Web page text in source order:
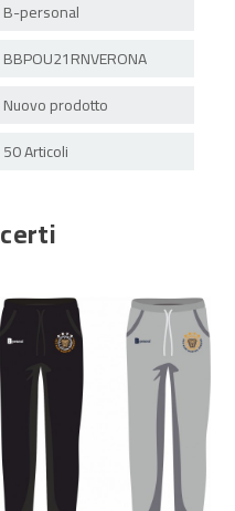
B-personal
BBPOU21RNVERONA
Nuovo prodotto
50 Articoli